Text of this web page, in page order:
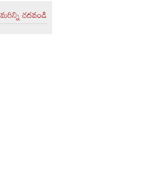
మరిన్ని చదవండి